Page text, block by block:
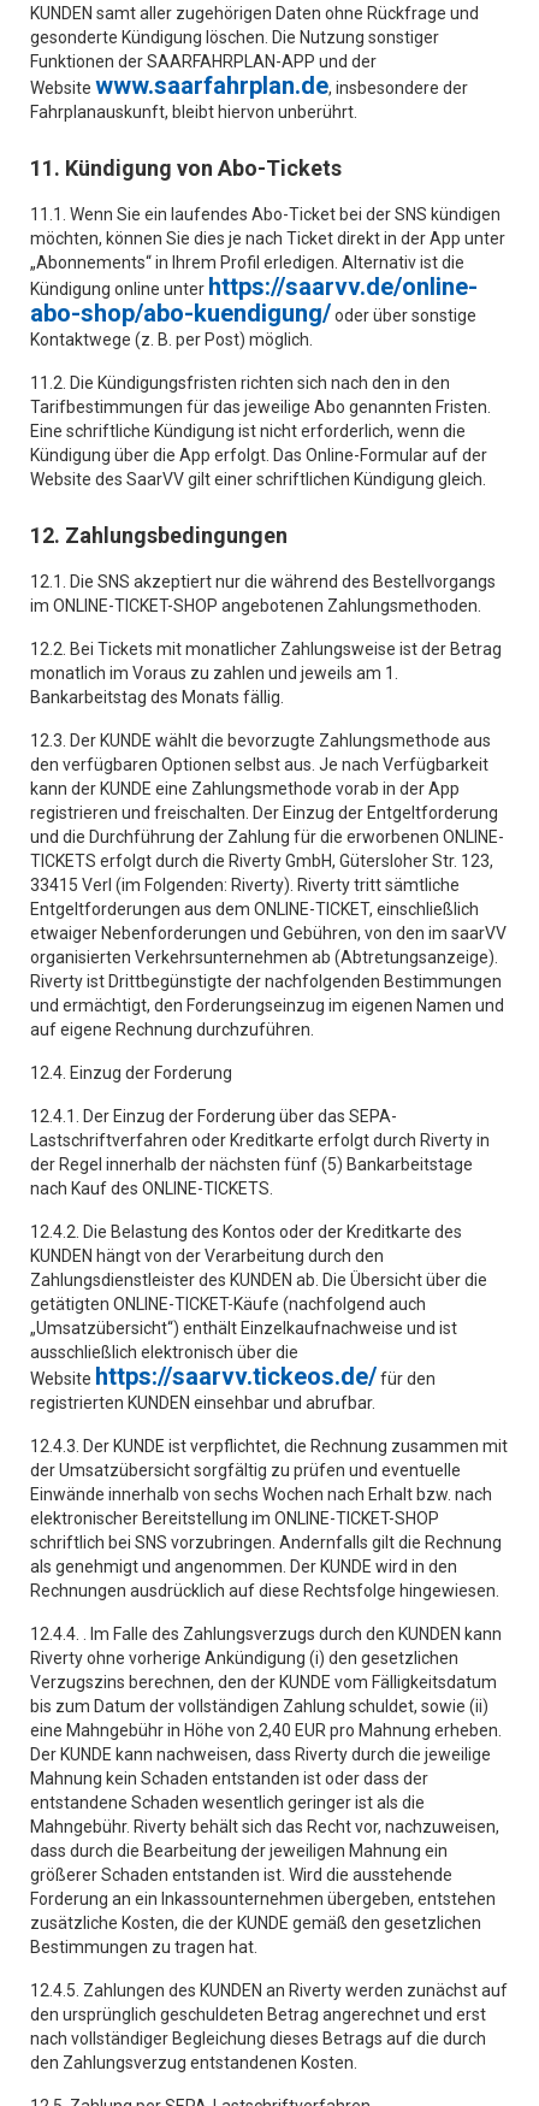
KUNDEN samt aller zugehörigen Daten ohne Rückfrage und
gesonderte Kündigung löschen. Die Nutzung sonstiger
Funktionen der SAARFAHRPLAN-APP und der
Website www.saarfahrplan.de, insbesondere der
Fahrplanauskunft, bleibt hiervon unberührt.
11. Kündigung von Abo-Tickets
11.1. Wenn Sie ein laufendes Abo-Ticket bei der SNS kündigen
möchten, können Sie dies je nach Ticket direkt in der App unter
„Abonnements“ in Ihrem Profil erledigen. Alternativ ist die
Kündigung online unter https://saarvv.de/online-
abo-shop/abo-kuendigung/oder über sonstige
Kontaktwege (z. B. per Post) möglich.
11.2. Die Kündigungsfristen richten sich nach den in den
Tarifbestimmungen für das jeweilige Abo genannten Fristen.
Eine schriftliche Kündigung ist nicht erforderlich, wenn die
Kündigung über die App erfolgt. Das Online-Formular auf der
Website des SaarVV gilt einer schriftlichen Kündigung gleich.
12. Zahlungsbedingungen
12.1. Die SNS akzeptiert nur die während des Bestellvorgangs
im ONLINE-TICKET-SHOP angebotenen Zahlungsmethoden.
12.2. Bei Tickets mit monatlicher Zahlungsweise ist der Betrag
monatlich im Voraus zu zahlen und jeweils am 1.
Bankarbeitstag des Monats fällig.
12.3. Der KUNDE wählt die bevorzugte Zahlungsmethode aus
den verfügbaren Optionen selbst aus. Je nach Verfügbarkeit
kann der KUNDE eine Zahlungsmethode vorab in der App
registrieren und freischalten. Der Einzug der Entgeltforderung
und die Durchführung der Zahlung für die erworbenen ONLINE-
TICKETS erfolgt durch die Riverty GmbH, Gütersloher Str. 123,
33415 Verl (im Folgenden: Riverty). Riverty tritt sämtliche
Entgeltforderungen aus dem ONLINE-TICKET, einschließlich
etwaiger Nebenforderungen und Gebühren, von den im saarVV
organisierten Verkehrsunternehmen ab (Abtretungsanzeige).
Riverty ist Drittbegünstigte der nachfolgenden Bestimmungen
und ermächtigt, den Forderungseinzug im eigenen Namen und
auf eigene Rechnung durchzuführen.
12.4. Einzug der Forderung
12.4.1. Der Einzug der Forderung über das SEPA-
Lastschriftverfahren oder Kreditkarte erfolgt durch Riverty in
der Regel innerhalb der nächsten fünf (5) Bankarbeitstage
nach Kauf des ONLINE-TICKETS.
12.4.2. Die Belastung des Kontos oder der Kreditkarte des
KUNDEN hängt von der Verarbeitung durch den
Zahlungsdienstleister des KUNDEN ab. Die Übersicht über die
getätigten ONLINE-TICKET-Käufe (nachfolgend auch
„Umsatzübersicht“) enthält Einzelkaufnachweise und ist
ausschließlich elektronisch über die
Website https://saarvv.tickeos.de/für den
registrierten KUNDEN einsehbar und abrufbar.
12.4.3. Der KUNDE ist verpflichtet, die Rechnung zusammen mit
der Umsatzübersicht sorgfältig zu prüfen und eventuelle
Einwände innerhalb von sechs Wochen nach Erhalt bzw. nach
elektronischer Bereitstellung im ONLINE-TICKET-SHOP
schriftlich bei SNS vorzubringen. Andernfalls gilt die Rechnung
als genehmigt und angenommen. Der KUNDE wird in den
Rechnungen ausdrücklich auf diese Rechtsfolge hingewiesen.
12.4.4. . Im Falle des Zahlungsverzugs durch den KUNDEN kann
Riverty ohne vorherige Ankündigung (i) den gesetzlichen
Verzugszins berechnen, den der KUNDE vom Fälligkeitsdatum
bis zum Datum der vollständigen Zahlung schuldet, sowie (ii)
eine Mahngebühr in Höhe von 2,40 EUR pro Mahnung erheben.
Der KUNDE kann nachweisen, dass Riverty durch die jeweilige
Mahnung kein Schaden entstanden ist oder dass der
entstandene Schaden wesentlich geringer ist als die
Mahngebühr. Riverty behält sich das Recht vor, nachzuweisen,
dass durch die Bearbeitung der jeweiligen Mahnung ein
größerer Schaden entstanden ist. Wird die ausstehende
Forderung an ein Inkassounternehmen übergeben, entstehen
zusätzliche Kosten, die der KUNDE gemäß den gesetzlichen
Bestimmungen zu tragen hat.
12.4.5. Zahlungen des KUNDEN an Riverty werden zunächst auf
den ursprünglich geschuldeten Betrag angerechnet und erst
nach vollständiger Begleichung dieses Betrags auf die durch
den Zahlungsverzug entstandenen Kosten.